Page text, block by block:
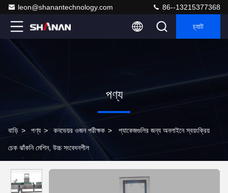
leon@shanantechnology.com 86--13215377368
চ্যাট
পণ্য
বাড়ি > পণ্য > কনভেয়র ওজন পরীক্ষক > প্যাকেজগুলির জন্য অনলাইনে স্বয়ংক্রিয়
চেক ঝাঁকনি মেশিন, উচ্চ সংবেদনশীল